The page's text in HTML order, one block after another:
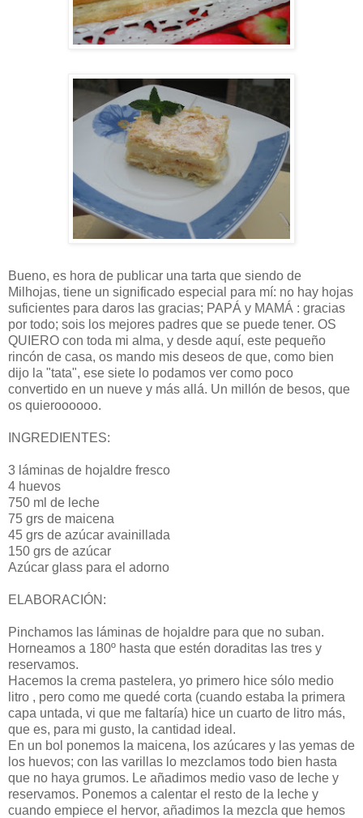
Bueno, es hora de publicar una tarta que siendo de
Milhojas, tiene un significado especial para mí: no hay hojas
suficientes para daros las gracias; PAPÁ y MAMÁ : gracias
por todo; sois los mejores padres que se puede tener. OS
QUIERO con toda mi alma, y desde aquí, este pequeño
rincón de casa, os mando mis deseos de que, como bien
dijo la "tata", ese siete lo podamos ver como poco
convertido en un nueve y más allá. Un millón de besos, que
os quieroooooo.
INGREDIENTES:
3 láminas de hojaldre fresco
4 huevos
750 ml de leche
75 grs de maicena
45 grs de azúcar avainillada
150 grs de azúcar
Azúcar glass para el adorno
ELABORACIÓN:
Pinchamos las láminas de hojaldre para que no suban.
Horneamos a 180º hasta que estén doraditas las tres y
reservamos.
Hacemos la crema pastelera, yo primero hice sólo medio
litro , pero como me quedé corta (cuando estaba la primera
capa untada, vi que me faltaría) hice un cuarto de litro más,
que es, para mi gusto, la cantidad ideal.
En un bol ponemos la maicena, los azúcares y las yemas de
los huevos; con las varillas lo mezclamos todo bien hasta
que no haya grumos. Le añadimos medio vaso de leche y
reservamos. Ponemos a calentar el resto de la leche y
cuando empiece el hervor, añadimos la mezcla que hemos